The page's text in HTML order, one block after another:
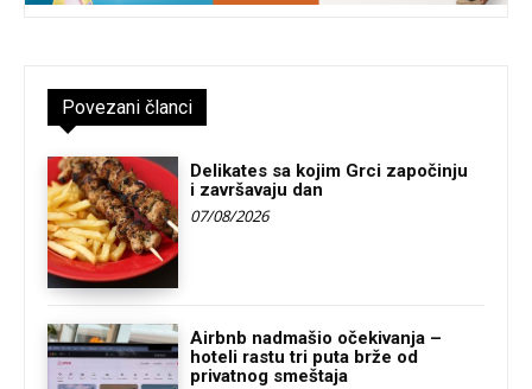
Povezani članci
Delikates sa kojim Grci započinju
i završavaju dan
07/08/2026
Airbnb nadmašio očekivanja –
hoteli rastu tri puta brže od
privatnog smeštaja